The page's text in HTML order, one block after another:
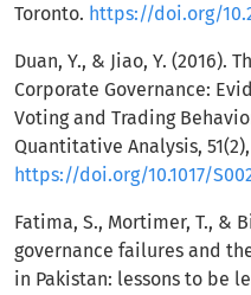
Toronto. https://doi.org/
Duan, Y., & Jiao, Y. (2016).
Corporate Governance:
Voting and Trading
Quantitative Analysis,
https://doi.org/10.1017/
Fatima, S., Mortimer, T., &
governance failures and
in Pakistan: lessons to be